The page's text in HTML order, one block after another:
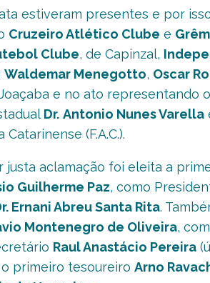
estiveram presentes e por
Cruzeiro Atlético Clube e
Clube, de Capinzal,
Waldemar Menegotto, Oscar
e no ato representando
Dr. Antonio Nunes Varella
(F.A.C.).
justa aclamação foi eleita a
Guilherme Paz, como
Ernani Abreu Santa Rita.
Montenegro de Oliveira,
Raul Anastácio Pereira
o primeiro tesoureiro Arno